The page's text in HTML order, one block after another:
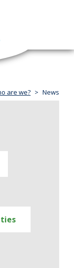
navigation
are we? News